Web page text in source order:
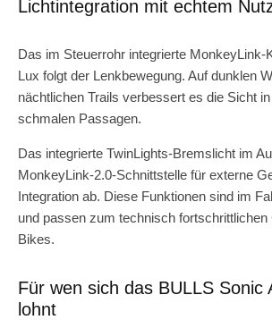
Lichtintegration mit echtem
Das im Steuerrohr integrierte MonkeyLink-
Lux folgt der Lenkbewegung. Auf dunklen
nächtlichen Trails verbessert es die Sicht
schmalen Passagen.
Das integrierte TwinLights-Bremslicht im
MonkeyLink-2.0-Schnittstelle für externe
Integration ab. Diese Funktionen sind im
und passen zum technisch fortschrittlichen
Bikes.
Für wen sich das BULLS Sonic
lohnt